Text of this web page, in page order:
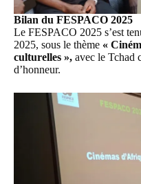
Bilan du FESPACO 2025
Le FESPACO 2025 s’est
2025, sous le thème «
culturelles », avec le Tchad
d’honneur.